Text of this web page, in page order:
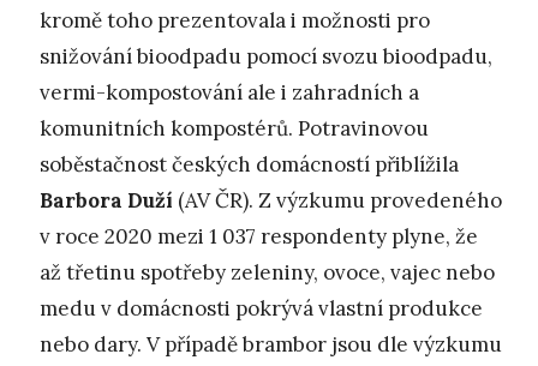
kromě toho prezentovala i možnosti pro
snižování bioodpadu pomocí svozu bioodpadu,
vermi-kompostování ale i zahradních a
komunitních kompostérů. Potravinovou
soběstačnost českých domácností přiblížila
Barbora Duží (AV ČR). Z výzkumu provedeného
v roce 2020 mezi 1 037 respondenty plyne, že
až třetinu spotřeby zeleniny, ovoce, vajec nebo
medu v domácnosti pokrývá vlastní produkce
nebo dary. V případě brambor jsou dle výzkumu